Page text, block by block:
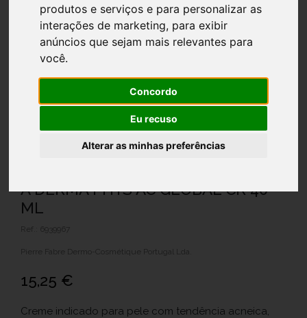
produtos e serviços e para personalizar as
interações de marketing, para exibir
anúncios que sejam mais relevantes para
você.
Concordo
Eu recuso
Alterar as minhas preferências
A DERMA PHYS AC GLOBAL CR 40
ML
Ref.: 6939967
Pierre Fabre Dermo-Cosmétique Portugal Lda.
15,25 €
Creme indicado para pele com tendência acneica,